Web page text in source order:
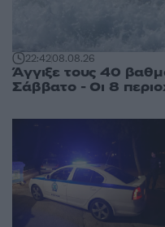
22:4208.08.26
Άγγιξε τους 40
Σάββατο - Οι 8